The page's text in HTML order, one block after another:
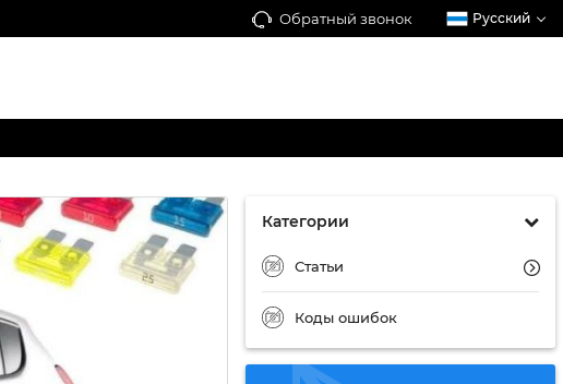
Обратный звонок Русский
Категории
Статьи
Коды ошибок